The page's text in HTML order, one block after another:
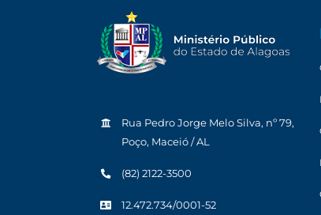
Rua Pedro Jorge Melo Silva, nº 79,
Poço, Maceió / AL
(82) 2122-3500
12.472.734/0001-52